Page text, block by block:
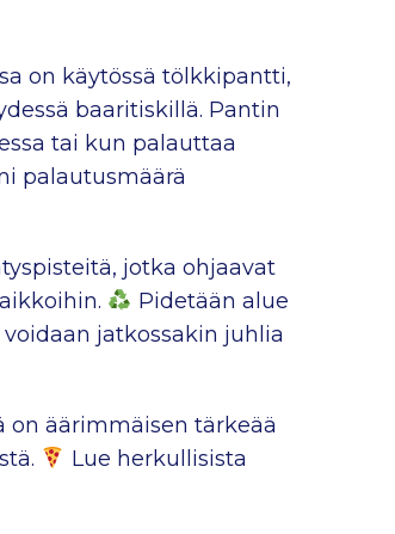
on käytössä tölkkipantti,
baaritiskillä. Pantin
tai kun palauttaa
palautusmäärä
jotka ohjaavat
Pidetään alue
jatkossakin juhlia
on äärimmäisen tärkeää
Lue herkullisista